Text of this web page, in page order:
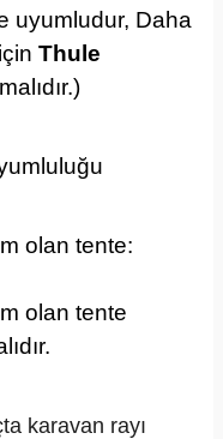
uyumludur, Daha
Thule
olan tente:
olan tente
karavan rayı